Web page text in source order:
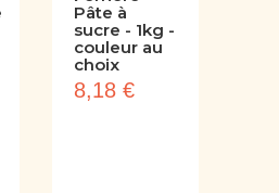
Mallard
Ferrière -
Pâte à
sucre - 1kg -
couleur au
choix